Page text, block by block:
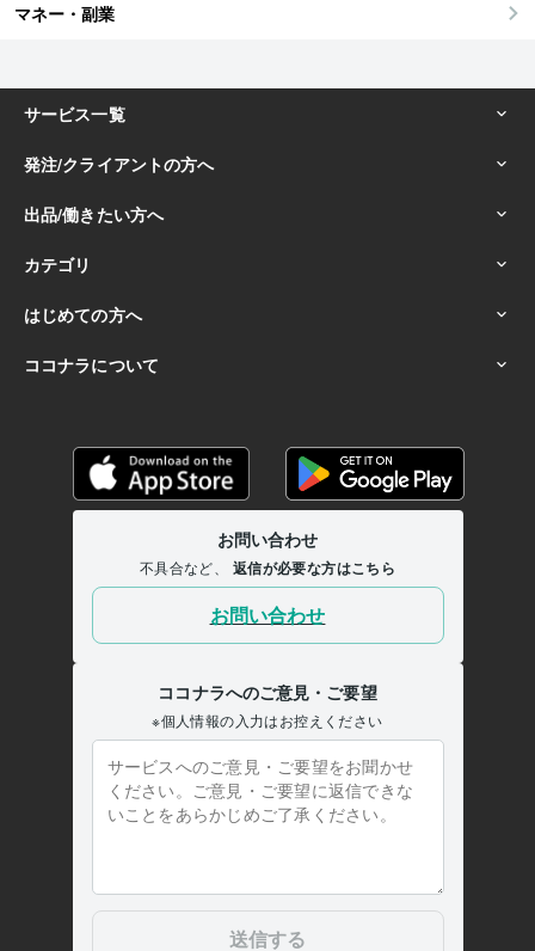
マネー・副業